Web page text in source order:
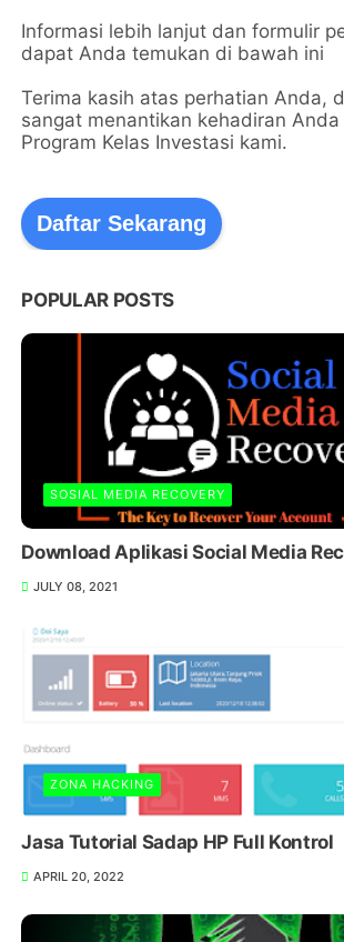
Informasi lebih lanjut dan formulir
dapat Anda temukan di bawah ini
Terima kasih atas perhatian Anda,
sangat menantikan kehadiran Anda
Program Kelas Investasi kami.
Daftar Sekarang
POPULAR POSTS
SOSIAL MEDIA RECOVERY
Download Aplikasi Social Media
JULY 08, 2021
ZONA HACKING
Jasa Tutorial Sadap HP Full Kontrol
APRIL 20, 2022